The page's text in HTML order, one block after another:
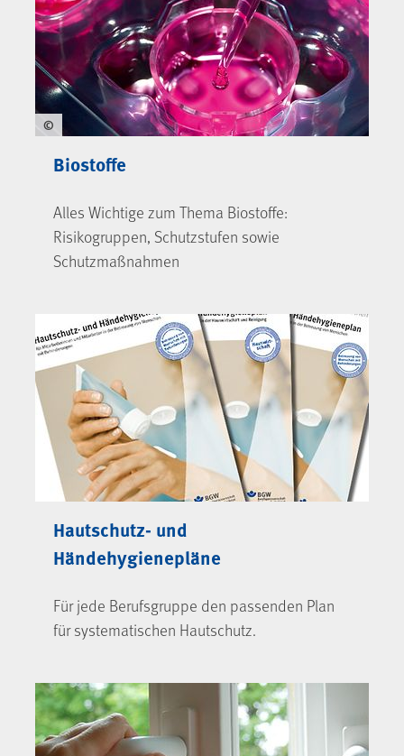
©
Biostoffe
Alles Wichtige zum Thema Biostoffe:
Risikogruppen, Schutzstufen sowie
Schutzmaßnahmen
Hautschutz- und
Händehygienepläne
Für jede Berufsgruppe den passenden Plan
für systematischen Hautschutz.